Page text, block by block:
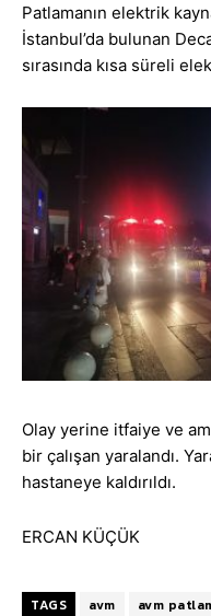
Patlamanın elektrik
İstanbul’da bulunan
sırasında kısa süreli
Olay yerine itfaiye ve
bir çalışan yaralandı.
hastaneye kaldırıldı.
ERCAN KÜÇÜK
TAGS avm avm